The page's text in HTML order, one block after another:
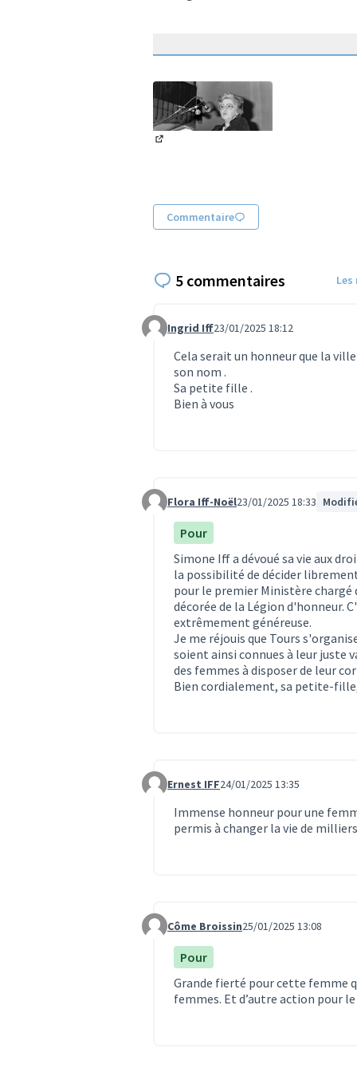
Commentaire
5 commentaires
Commentaire 1466
Ingrid Iff23/01/2025 18:12
Cela serait un honneur que la
son nom .
Sa petite fille .
Bien à vous
Commentaire 1468
Flora Iff-Noël23/01/2025 18:33
Pour
Simone Iff a dévoué sa vie aux
la possibilité de décider
pour le premier Ministère
décorée de la Légion d'honneur.
extrêmement généreuse.
Je me réjouis que Tours
soient ainsi connues à leur juste
des femmes à disposer de leur
Bien cordialement, sa petite-
Commentaire 1470
Ernest IFF24/01/2025 13:35
Immense honneur pour une
permis à changer la vie de milliers
Commentaire 1471
Côme Broissin25/01/2025 13:08
Pour
Grande fierté pour cette femme
femmes. Et d’autre action pour